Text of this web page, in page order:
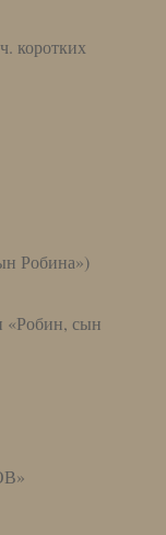
коротких
Робина»)
сын